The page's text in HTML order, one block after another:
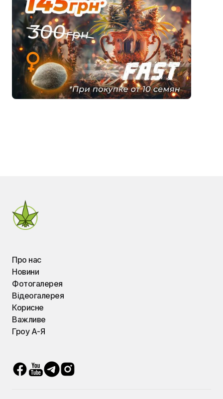
Про нас
Новини
Фотогалерея
Відеогалерея
Корисне
Важливе
Гроу А-Я